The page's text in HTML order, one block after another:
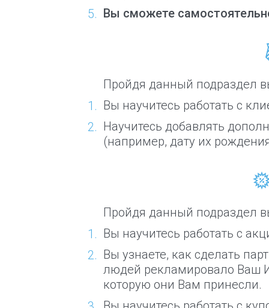
Вы сможете
Пройдя данный подраздел
Вы научитесь работать с
Научитесь добавлять
(например, дату их
Пройдя данный подраздел
Вы научитесь работать с
Вы узнаете, как сделать
людей рекламировало Ваш
которую они Вам принесли.